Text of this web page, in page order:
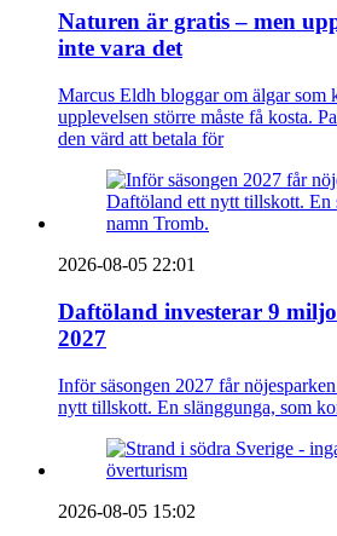
Naturen är gratis – men
inte vara det
Marcus Eldh bloggar om älgar som
upplevelsen större måste få kosta.
den värd att betala för
2026-08-05 22:01
Daftöland investerar 9
2027
Inför säsongen 2027 får
nytt tillskott. En slänggunga, som
2026-08-05 15:02